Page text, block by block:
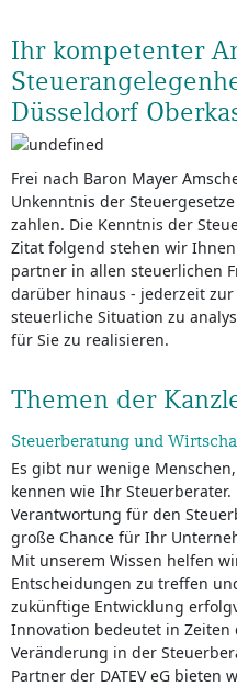
Ihr kompetenter
Düsseldorf
Frei nach Baron Mayer
Unkenntnis der
zahlen. Die Kenntnis der
Zitat folgend stehen wir
partner in allen steuerlichen
darüber hinaus - jederzeit
steuerliche Situation zu
für Sie zu realisieren.
Themen der
Steuerberatung und
Es gibt nur wenige
kennen wie Ihr
Verantwortung für den
große Chance für Ihr
Mit unserem Wissen helfen
Entscheidungen zu treffen
zukünftige Entwicklung
Innovation bedeutet in
Veränderung in der
Partner der DATEV eG